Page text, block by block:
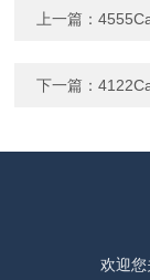
上一篇：
下一篇：
欢迎您